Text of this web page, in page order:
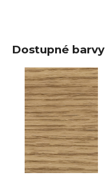
Dostupné barvy